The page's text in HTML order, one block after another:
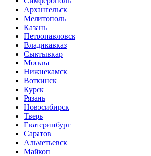
Архангельск
Мелитополь
Казань
Петропавловск
Владикавказ
Сыктывкар
Москва
Нижнекамск
Воткинск
Курск
Рязань
Новосибирск
Тверь
Екатеринбург
Саратов
Альметьевск
Майкоп